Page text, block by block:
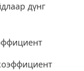
дүнг